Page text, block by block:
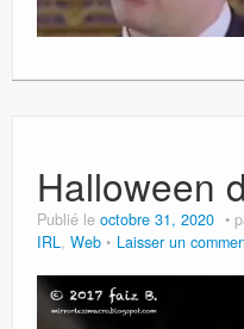
Halloween
Publié le octobre 31, 2020
IRL, Web Laisser un